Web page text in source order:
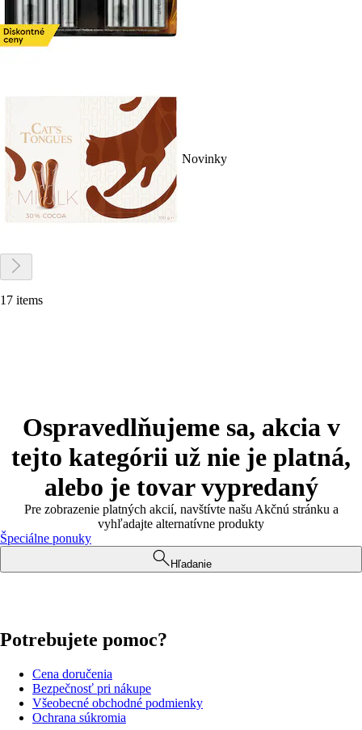
Novinky
17 items
Ospravedlňujeme sa, akcia v
tejto kategórii už nie je platná,
alebo je tovar vypredaný
Pre zobrazenie platných akcií, navštívte našu Akčnú stránku a
vyhľadajte alternatívne produkty
Špeciálne ponuky
Hľadanie
Potrebujete pomoc?
Cena doručenia
Bezpečnosť pri nákupe
Všeobecné obchodné podmienky
Ochrana súkromia